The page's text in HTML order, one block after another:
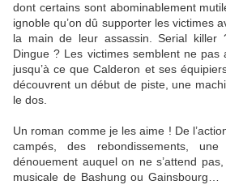
dont certains sont abominablement
ignoble qu’on dû supporter les victimes
la main de leur assassin. Serial killer
Dingue ? Les victimes semblent ne pas
jusqu’à ce que Calderon et ses
découvrent un début de piste, une
le dos.
Un roman comme je les aime ! De
campés, des rebondissements,
dénouement auquel on ne s’attend
musicale de Bashung ou Gainsbourg…